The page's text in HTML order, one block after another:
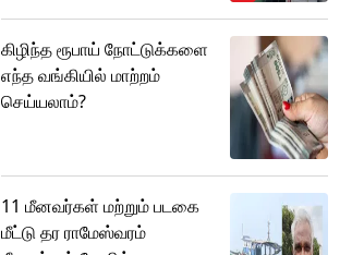
கிழிந்த ரூபாய் நோட்டுக்களை
எந்த வங்கியில் மாற்றம்
செய்யலாம்?
11 மீனவர்கள் மற்றும் படகை
மீட்டு தர ராமேஸ்வரம்